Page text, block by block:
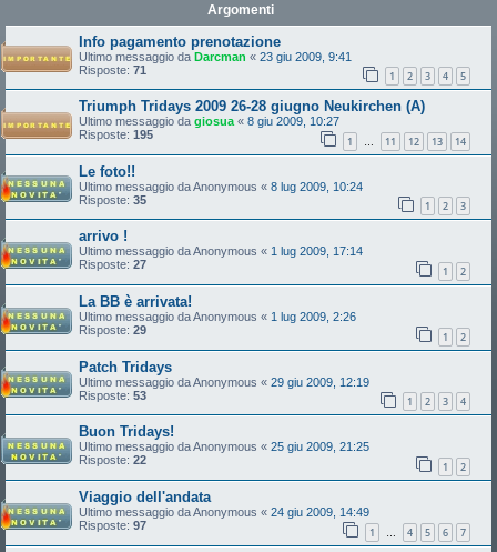
Argomenti
Info pagamento prenotazione
Ultimo messaggio da Darcman « 23 giu 2009, 9:41
Risposte: 71 1 2 3 4 5
Triumph Tridays 2009 26-28 giugno Neukirchen (A)
Ultimo messaggio da giosua « 8 giu 2009, 10:27
Risposte: 195 1 … 11 12 13 14
Le foto!!
Ultimo messaggio daAnonymous « 8 lug 2009, 10:24
Risposte: 35 1 2 3
arrivo !
Ultimo messaggio daAnonymous « 1 lug 2009, 17:14
Risposte: 27 1 2
La BB è arrivata!
Ultimo messaggio daAnonymous « 1 lug 2009, 2:26
Risposte: 29 1 2
Patch Tridays
Ultimo messaggio daAnonymous « 29 giu 2009, 12:19
Risposte: 53 1 2 3 4
Buon Tridays!
Ultimo messaggio daAnonymous « 25 giu 2009, 21:25
Risposte: 22 1 2
Viaggio dell'andata
Ultimo messaggio daAnonymous « 24 giu 2009, 14:49
Risposte: 97 1 … 4 5 6 7